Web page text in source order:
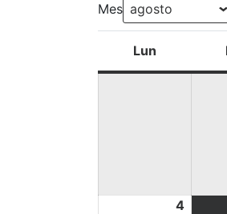
Mes
Lun
4